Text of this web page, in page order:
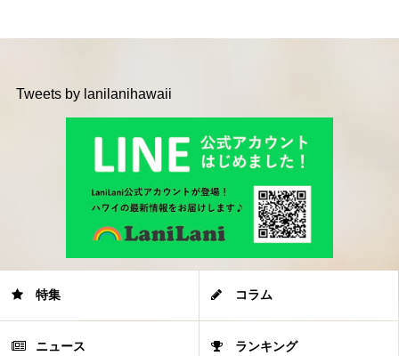
Tweets by lanilanihawaii
特集 コラム
ニュース ランキング